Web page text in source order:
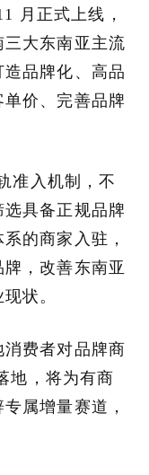
月正式上线，
大东南亚主流
品牌化、高品
价、完善品牌
准入机制，不
具备正规品牌
的商家入驻，
，改善东南亚
状。
费者对品牌商
地，将为有商
属增量赛道，